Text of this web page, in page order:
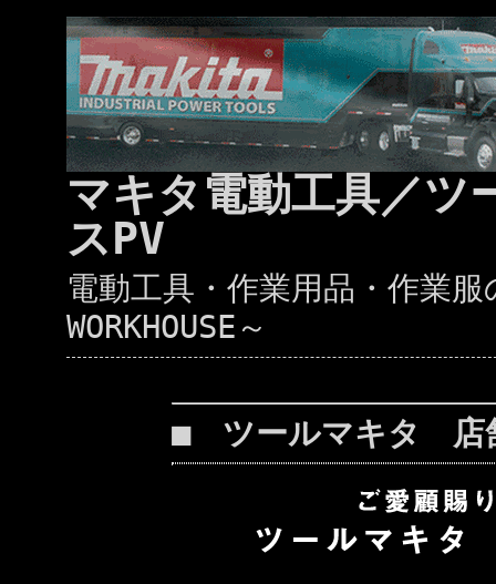
マキタ電動工具／
スPV
電動工具・作業用品・作
WORKHOUSE～
■ ツールマキタ 店